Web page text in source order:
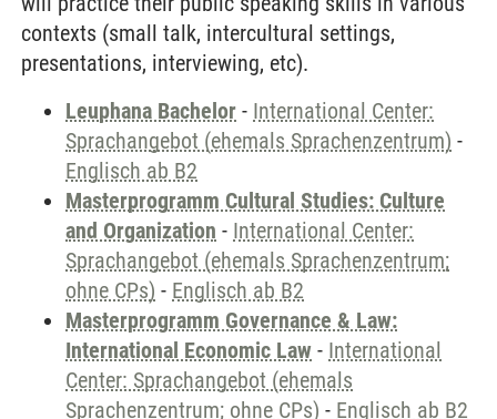
contexts (small talk, intercultural settings,
presentations, interviewing, etc).
Leuphana Bachelor - International Center:
Sprachangebot (ehemals Sprachenzentrum) -
Englisch ab B2
Masterprogramm Cultural Studies: Culture
and Organization - International Center:
Sprachangebot (ehemals Sprachenzentrum;
ohne CPs) - Englisch ab B2
Masterprogramm Governance & Law:
International Economic Law - International
Center: Sprachangebot (ehemals
Sprachenzentrum; ohne CPs) - Englisch ab B2